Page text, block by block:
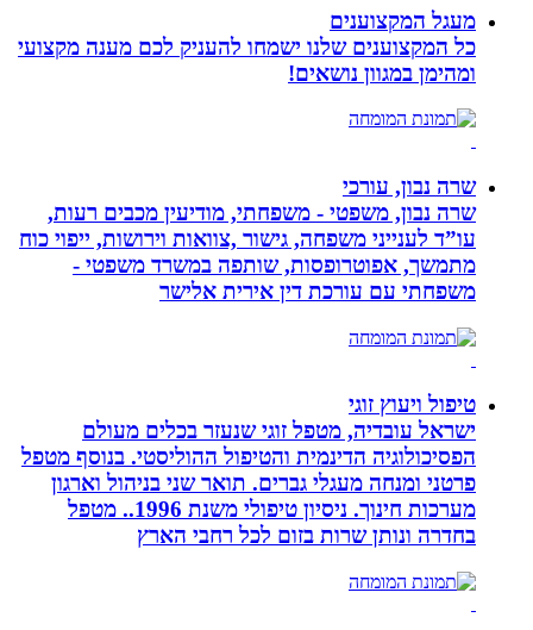
מעגל המקצוענים
כל המקצוענים שלנו ישמחו להעניק לכם מענה מקצועי
ומהימן במגוון נושאים!
שרה נבון, עורכי
שרה נבון, משפטי - משפחתי, מודיעין מכבים רעות,
עו”ד לענייני משפחה, גישור ,צוואות וירושות, ייפוי כוח
מתמשך, אפוטרופסות, שותפה במשרד משפטי -
משפחתי עם עורכת דין אירית אלישר
טיפול ויעוץ זוגי
ישראל עובדיה, מטפל זוגי שנעזר בכלים מעולם
הפסיכולוגיה הדינמית והטיפול ההוליסטי. בנוסף מטפל
פרטני ומנחה מעגלי גברים. תואר שני בניהול וארגון
מערכות חינוך. ניסיון טיפולי משנת 1996.. מטפל
בחדרה ונותן שרות בזום לכל רחבי הארץ